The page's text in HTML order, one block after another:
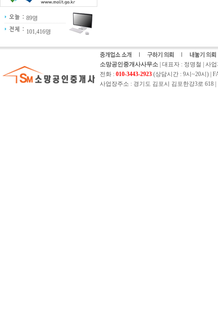
89명
101,416명
소망공인중개사사무소 | 대표자 : 정명철 | 사
전화 : 010-3443-2923 (상담시간 : 9시~20시) |
사업장주소 : 경기도 김포시 김포한강3로 618 |